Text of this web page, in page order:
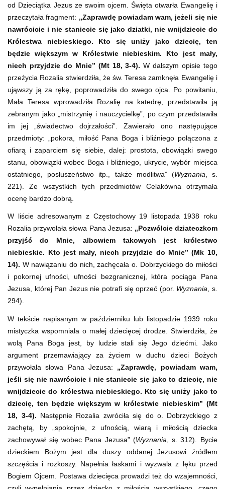
od Dzieciątka Jezus ze swoim ojcem. Święta otwarła Ewangelię i
przeczytała fragment: „Zaprawdę powiadam wam, jeżeli się nie
nawrócicie i nie staniecie się jako dziatki, nie wnijdziecie do
Królestwa niebieskiego. Kto się uniży jako dziecię, ten
będzie większym w Królestwie niebieskim. Kto jest mały,
niech przyjdzie do Mnie” (Mt 18, 3-4).W dalszym opisie tego
przeżycia Rozalia stwierdziła, że św. Teresa zamknęła Ewangelię i
ująwszy ją za rękę, poprowadziła do swego ojca. Po powitaniu,
Mała Teresa wprowadziła Rozalię na katedrę, przedstawiła ją
zebranym jako „mistrzynię i nauczycielkę”, po czym przedstawiła
im jej „świadectwo dojrzałości”. Zawierało ono następujące
przedmioty: „pokora, miłość Pana Boga i bliźniego połączona z
ofiarą i zaparciem się siebie, dalej: prostota, obowiązki swego
stanu, obowiązki wobec Boga i bliźniego, ukrycie, wybór miejsca
ostatniego, posłuszeństwo itp., także modlitwa” (Wyznania , s.
221). Ze wszystkich tych przedmiotów Celakówna otrzymała
ocenę bardzo dobrą.
W liście adresowanym z Częstochowy 19 listopada 1938 roku
Rozalia przywołała słowa Pana Jezusa: „Pozwólcie dziateczkom
przyjść do Mnie, albowiem takowych jest królestwo
niebieskie. Kto jest mały, niech przyjdzie do Mnie” (Mk 10,
14). W nawiązaniu do nich, zachęcała o. Dobrzyckiego do miłości
i pokornej ufności, ufności bezgranicznej, która pociąga Pana
Jezusa, której Pan Jezus nie potrafi się oprzeć (por. Wyznania, s.
294).
W tekście napisanym w październiku lub listopadzie 1939 roku
mistyczka wspomniała o małej dziecięcej drodze. Stwierdziła, że
wolą Pana Boga jest, by ludzie stali się Jego dziećmi. Jako
argument przemawiający za życiem w duchu dzieci Bożych
przywołała słowa Pana Jezusa: „Zaprawdę, powiadam wam,
jeśli się nie nawrócicie i nie staniecie się jako to dziecię, nie
wnijdziecie do królestwa niebieskiego. Kto się uniży jako to
dziecię, ten będzie większym w królestwie niebieskim” (Mt
18, 3-4). Następnie Rozalia zwróciła się do o. Dobrzyckiego z
zachętą, by „spokojnie, z ufnością, wiarą i miłością dziecka
zachowywał się wobec Pana Jezusa” (Wyznania , s. 312). Bycie
dzieckiem Bożym jest dla duszy oddanej Jezusowi źródłem
szczęścia i rozkoszy. Napełnia łaskami i wyzwala z lęku przed
Bogiem Ojcem. Postawa dziecięca prowadzi też do wzajemności,